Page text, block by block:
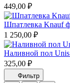
449,00 ₽
Шпатлевка Knauf
1 250,00 ₽
Наливной пол Unis
325,00 ₽
Фильтр